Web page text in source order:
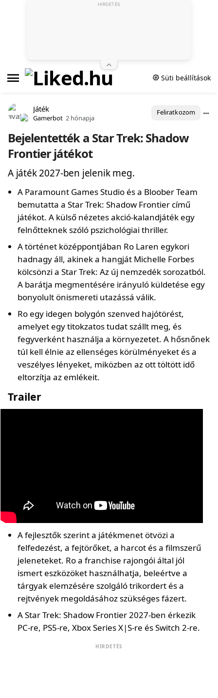
Süti beállítások
Játék
Gamerbot 2 hónapja
Feliratkozom
Bejelentették a Star Trek: Shadow
Frontier játékot
A játék 2027-ben jelenik meg.
A Paramount Games Studio és a Bloober Team
bemutatta a Star Trek: Shadow Frontier című
játékot. A külső nézetes akció-kalandjáték egy
felnőtteknek szóló pszichológiai thriller.
A történet középpontjában Ro Laren egykori
hadnagy áll, akinek a hangját Michelle Forbes
kölcsönzi a Star Trek: Az új nemzedék sorozatból.
A barátja megmentésére irányuló küldetése egy
bonyolult önismereti utazássá válik.
Ro egy idegen bolygón szenved hajótörést,
amelyet egy titokzatos tudat szállt meg, és
fegyverként használja a környezetet. A hősnőnek
túl kell élnie az ellenséges körülményeket és a
veszélyes lényeket, miközben az ott töltött idő
eltorzítja az emlékeit.
Trailer
A fejlesztők szerint a játékmenet ötvözi a
felfedezést, a fejtörőket, a harcot és a filmszerű
jeleneteket. Ro a franchise rajongói által jól
ismert eszközöket használhatja, beleértve a
tárgyak elemzésére szolgáló trikordert és a
rejtvények megoldásához szükséges fázert.
A Star Trek: Shadow Frontier 2027-ben érkezik
PC-re, PS5-re, Xbox Series X|S-re és Switch 2-re.
HIRDETÉS
HIRDETÉS